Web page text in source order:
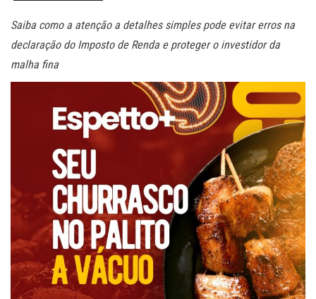
Saiba como a atenção a detalhes simples pode evitar erros na
declaração do Imposto de Renda e proteger o investidor da
malha fina